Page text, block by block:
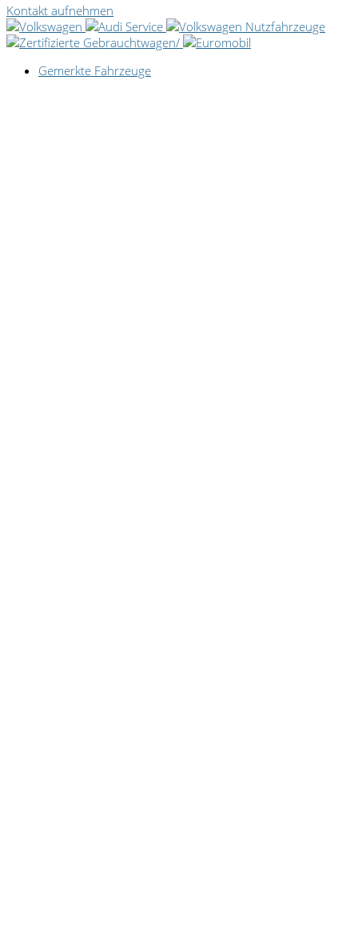
Kontakt aufnehmen
Gemerkte Fahrzeuge